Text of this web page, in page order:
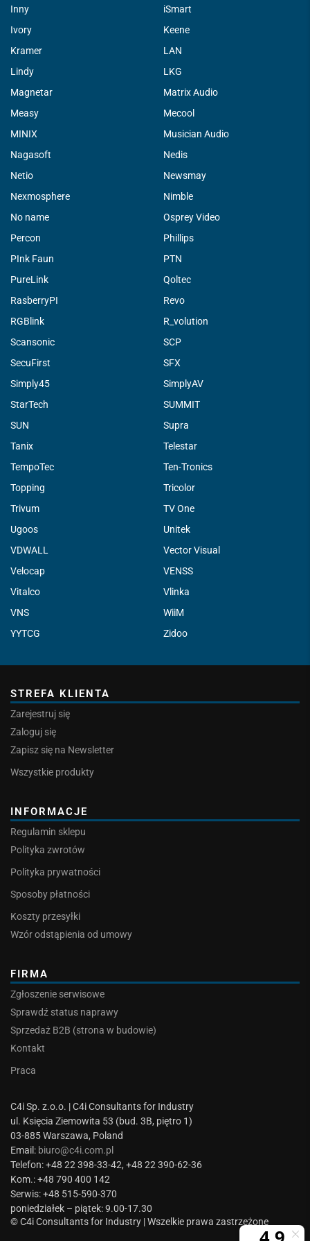
Inny
iSmart
Ivory
Keene
Kramer
LAN
Lindy
LKG
Magnetar
Matrix Audio
Measy
Mecool
MINIX
Musician Audio
Nagasoft
Nedis
Netio
Newsmay
Nexmosphere
Nimble
No name
Osprey Video
Percon
Phillips
PInk Faun
PTN
PureLink
Qoltec
RasberryPI
Revo
RGBlink
R_volution
Scansonic
SCP
SecuFirst
SFX
Simply45
SimplyAV
StarTech
SUMMIT
SUN
Supra
Tanix
Telestar
TempoTec
Ten-Tronics
Topping
Tricolor
Trivum
TV One
Ugoos
Unitek
VDWALL
Vector Visual
Velocap
VENSS
Vitalco
Vlinka
VNS
WiiM
YYTCG
Zidoo
STREFA KLIENTA
Zarejestruj się
Zaloguj się
Zapisz się na Newsletter
Wszystkie produkty
INFORMACJE
Regulamin sklepu
Polityka zwrotów
Polityka prywatności
Sposoby płatności
Koszty przesyłki
Wzór odstąpienia od umowy
FIRMA
Zgłoszenie serwisowe
Sprawdź status naprawy
Sprzedaż B2B (strona w budowie)
Kontakt
Praca
C4i Sp. z.o.o. | C4i Consultants for Industry
ul. Księcia Ziemowita 53 (bud. 3B, piętro 1)
03-885 Warszawa, Poland
Email: biuro@c4i.com.pl
Telefon: +48 22 398-33-42, +48 22 390-62-36
Kom.: +48 790 400 142
Serwis: +48 515-590-370
poniedziałek – piątek: 9.00-17.30
© C4i Consultants for Industry | Wszelkie prawa zastrzeżone